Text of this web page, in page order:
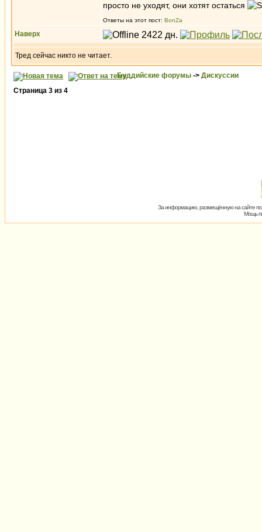
просто не уходят, они хотят остаться
Ответы на этот пост: BonZa
Наверх
Тред сейчас никто не читает.
Буддийские форумы -> Дискуссии
Страница 3 из 4
За информацию, размещённую на сайте
Мощь